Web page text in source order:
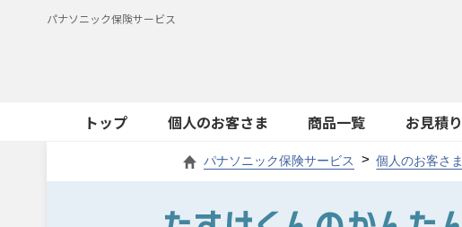
パナソニック保険サービス
トップ 個人のお客さま 商品一覧 お見積り
パナソニック保険サービス 個人のお客さま